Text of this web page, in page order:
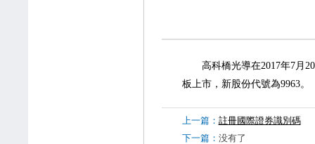
高科橋光導在2017年7月
板上市，新股份代號為9963。
上一篇： 註冊國際證券識別碼
下一篇： 没有了